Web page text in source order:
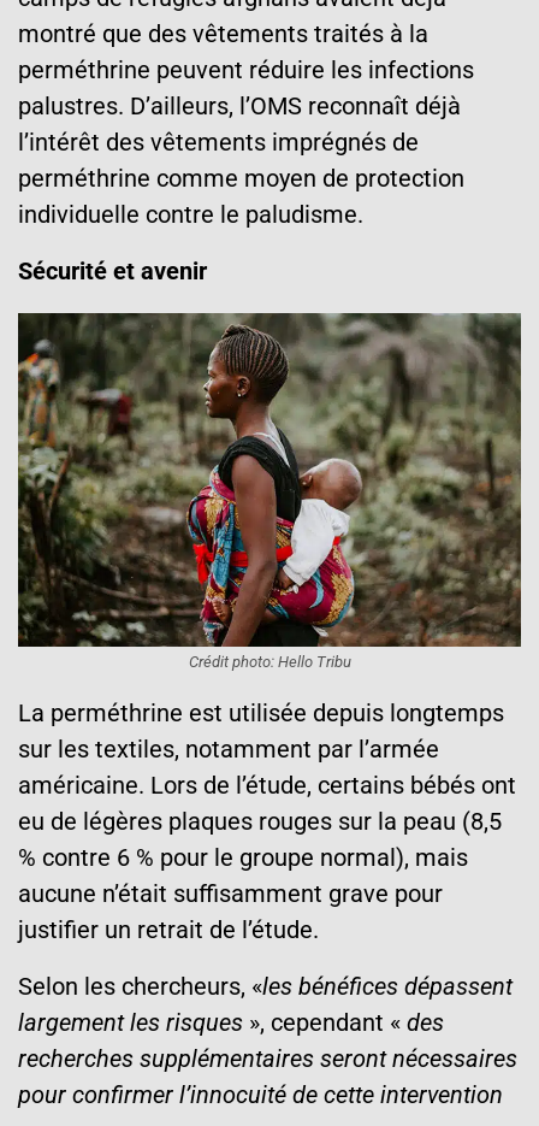
montré que des vêtements traités à la
perméthrine peuvent réduire les infections
palustres. D’ailleurs, l’OMS reconnaît déjà
l’intérêt des vêtements imprégnés de
perméthrine comme moyen de protection
individuelle contre le paludisme.
Sécurité et avenir
Crédit photo: Hello Tribu
La perméthrine est utilisée depuis longtemps
sur les textiles, notamment par l’armée
américaine. Lors de l’étude, certains bébés ont
eu de légères plaques rouges sur la peau (8,5
% contre 6 % pour le groupe normal), mais
aucune n’était suffisamment grave pour
justifier un retrait de l’étude.
Selon les chercheurs, «les bénéfices dépassent
largement les risques », cependant « des
recherches supplémentaires seront nécessaires
pour confirmer l’innocuité de cette intervention